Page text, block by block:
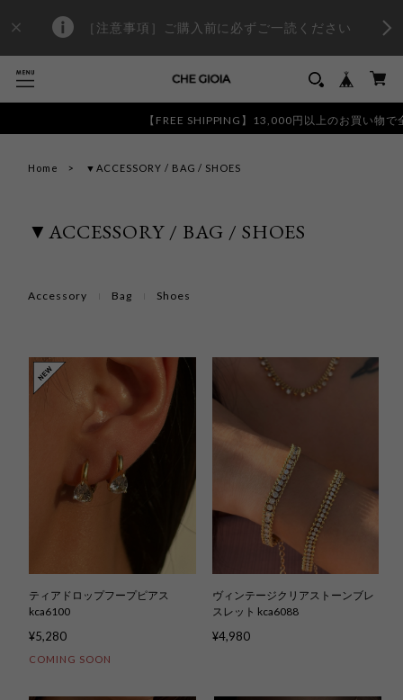
［注意事項］ご購入前に必ずご一読ください
【FREE SHIPPING】13,000円以上のお買い物で全国一
Home ▼ACCESSORY / BAG / SHOES
▼ACCESSORY / BAG / SHOES
Accessory Bag Shoes
ティアドロップフープピアス
kca6100
¥5,280
COMING SOON
ヴィンテージクリアストーンブレ
スレット kca6088
¥4,980